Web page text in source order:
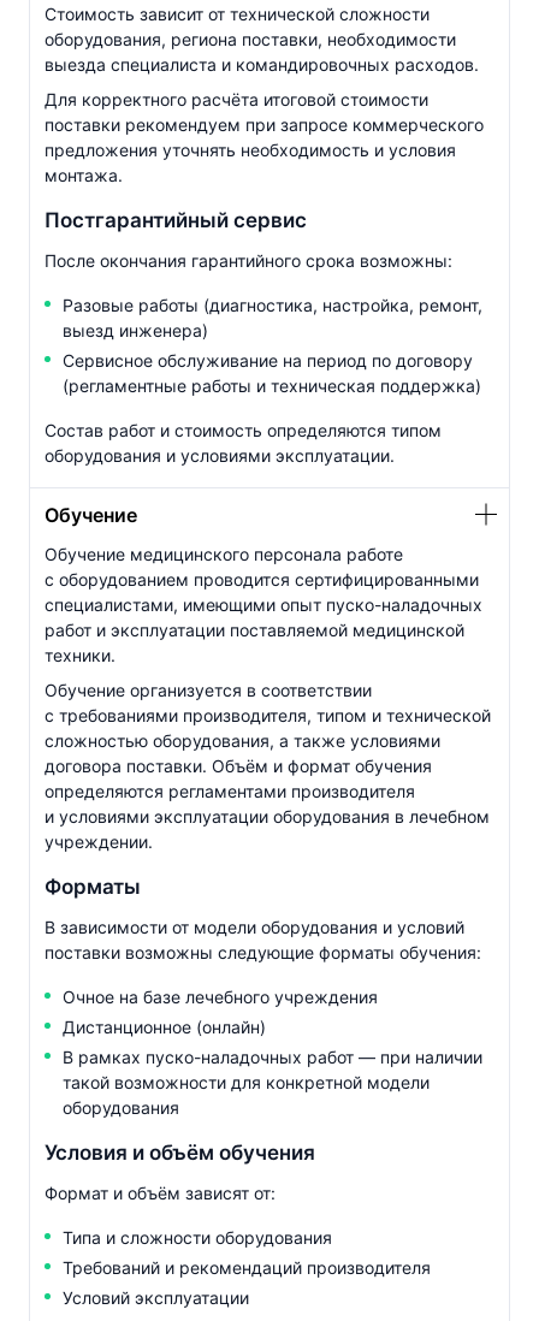
Стоимость зависит от технической сложности
оборудования, региона поставки, необходимости
выезда специалиста и командировочных расходов.
Для корректного расчёта итоговой стоимости
поставки рекомендуем при запросе коммерческого
предложения уточнять необходимость и условия
монтажа.
Постгарантийный сервис
После окончания гарантийного срока возможны:
Разовые работы (диагностика, настройка, ремонт,
выезд инженера)
Сервисное обслуживание на период по договору
(регламентные работы и техническая поддержка)
Состав работ и стоимость определяются типом
оборудования и условиями эксплуатации.
Обучение
Обучение медицинского персонала работе
с оборудованием проводится сертифицированными
специалистами, имеющими опыт пуско-наладочных
работ и эксплуатации поставляемой медицинской
техники.
Обучение организуется в соответствии
с требованиями производителя, типом и технической
сложностью оборудования, а также условиями
договора поставки. Объём и формат обучения
определяются регламентами производителя
и условиями эксплуатации оборудования в лечебном
учреждении.
Форматы
В зависимости от модели оборудования и условий
поставки возможны следующие форматы обучения:
Очное на базе лечебного учреждения
Дистанционное (онлайн)
В рамках пуско-наладочных работ — при наличии
такой возможности для конкретной модели
оборудования
Условия и объём обучения
Формат и объём зависят от:
Типа и сложности оборудования
Требований и рекомендаций производителя
Условий эксплуатации